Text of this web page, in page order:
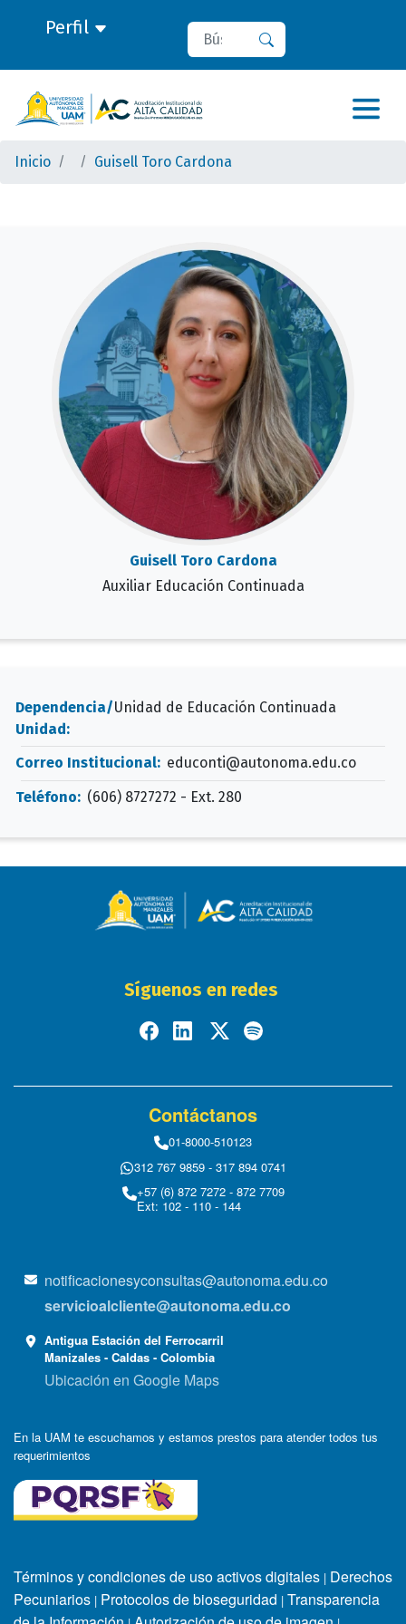
Perfil Buscar
Inicio Guisell Toro Cardona
Guisell Toro Cardona
Auxiliar Educación Continuada
Dependencia/
Unidad:
Unidad de Educación Continuada
Correo Institucional: educonti@autonoma.edu.co
Teléfono: (606) 8727272 - Ext. 280
Síguenos en redes
Contáctanos
01-8000-510123
312 767 9859 - 317 894 0741
+57 (6) 872 7272 - 872 7709
Ext: 102 - 110 - 144
notificacionesyconsultas@autonoma.edu.co
servicioalcliente@autonoma.edu.co
Antigua Estación del Ferrocarril
Manizales - Caldas - Colombia
Ubicación en Google Maps
En la UAM te escuchamos y estamos prestos para atender todos tus
requerimientos
Términos y condiciones de uso activos digitales | Derechos
Pecuniarios | Protocolos de bioseguridad | Transparencia